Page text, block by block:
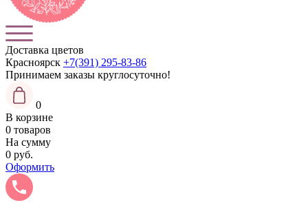
Доставка цветов
Красноярск +7(391) 295-83-86
Принимаем заказы круглосуточно!
0
В корзине
0 товаров
На сумму
0 руб.
Оформить